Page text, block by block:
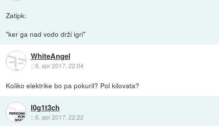
Zatipk:
"ker ga nad vodo drži igri"
WhiteAngel
::6. apr 2017, 22:04
Koliko elektrike bo pa pokuril? Pol kilovata?
l0g1t3ch
::6. apr 2017, 22:22